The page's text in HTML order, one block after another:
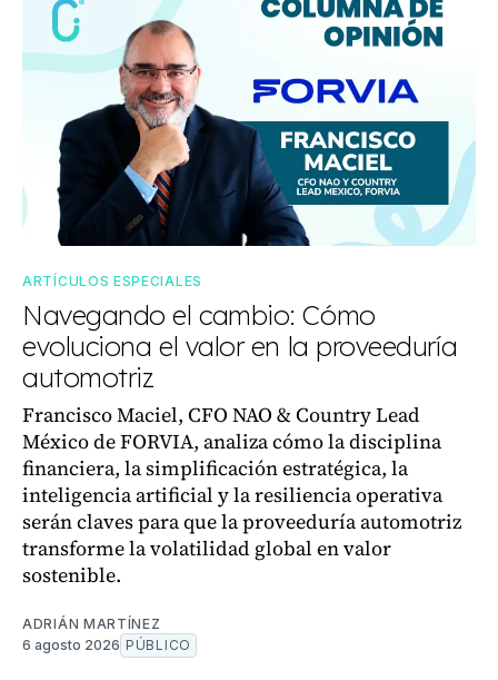
ARTÍCULOS ESPECIALES
Navegando el cambio: Cómo
evoluciona el valor en la proveeduría
automotriz
Francisco Maciel, CFO NAO & Country Lead
México de FORVIA, analiza cómo la disciplina
financiera, la simplificación estratégica, la
inteligencia artificial y la resiliencia operativa
serán claves para que la proveeduría automotriz
transforme la volatilidad global en valor
sostenible.
ADRIÁN MARTÍNEZ
6 agosto 2026 PÚBLICO